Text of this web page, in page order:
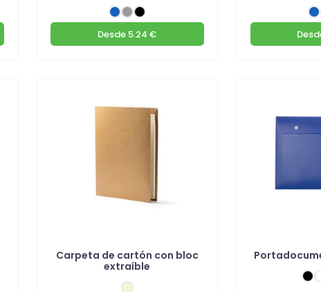
Desde 5.24 €
Carpeta de cartón con bloc
extraíble